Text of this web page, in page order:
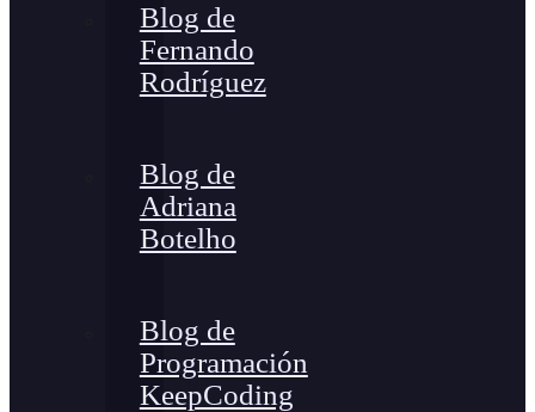
Blog de
Fernando
Rodríguez
Blog de
Adriana
Botelho
Blog de
Programación
KeepCoding